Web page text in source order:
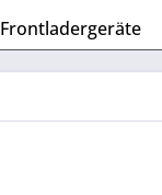
Frontladergeräte